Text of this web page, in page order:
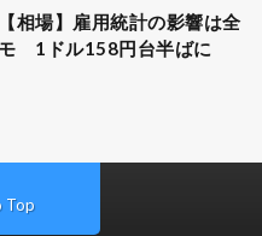
【相場】雇用統計の影響は全
モ 1ドル158円台半ばに
Top